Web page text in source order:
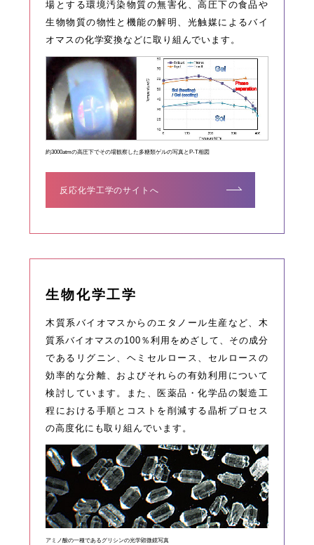
場とする環境汚染物質の無害化、高圧下の食品や
生物物質の物性と機能の解明、光触媒によるバイ
オマスの化学変換などに取り組んでいます。
約3000atmの高圧下でその場観察した多糖類ゲルの写真とP-T相図
反応化学工学のサイトへ
生物化学工学
木質系バイオマスからのエタノール生産など、木
質系バイオマスの100％利用をめざして、その成分
であるリグニン、ヘミセルロース、セルロースの
効率的な分離、およびそれらの有効利用について
検討しています。また、医薬品・化学品の製造工
程における手順とコストを削減する晶析プロセス
の高度化にも取り組んでいます。
アミノ酸の一種であるグリシンの光学顕微鏡写真